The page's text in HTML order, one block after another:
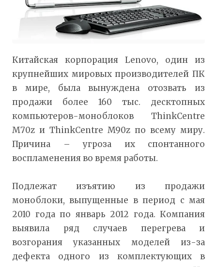
Китайская корпорация Lenovo, один из
крупнейших мировых производителей ПК
в мире, была вынуждена отозвать из
продажи более 160 тыс. десктопных
компьютеров-моноблоков ThinkCentre
M70z и ThinkCentre M90z по всему миру.
Причина – угроза их спонтанного
воспламенения во время работы.
Подлежат изъятию из продажи
моноблоки, выпущенные в период с мая
2010 года по январь 2012 года. Компания
выявила ряд случаев перегрева и
возгорания указанных моделей из-за
дефекта одного из комплектующих в